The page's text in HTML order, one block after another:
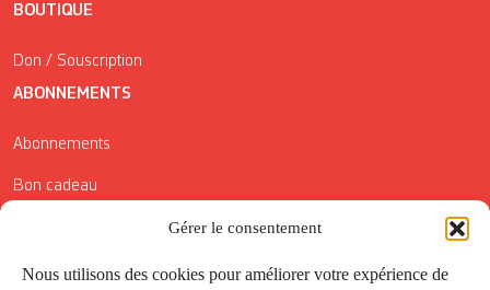
Gérer le consentement
Nous utilisons des cookies pour améliorer votre expérience de
BOUTIQUE
Don / Souscription
ABONNEMENTS
Abonnements
Bon cadeau
Conditions générales de vente
Réductions de la Carte Côté Courrier